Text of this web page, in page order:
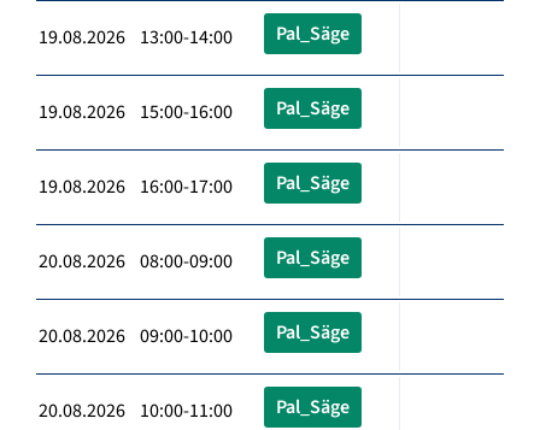
19.08.2026 13:00-14:00 Pal_Säge
19.08.2026 15:00-16:00 Pal_Säge
19.08.2026 16:00-17:00 Pal_Säge
20.08.2026 08:00-09:00 Pal_Säge
20.08.2026 09:00-10:00 Pal_Säge
20.08.2026 10:00-11:00 Pal_Säge